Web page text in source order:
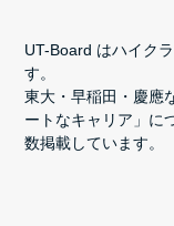
UT-Board はハイク
す。
東大・早稲田・慶應
ートなキャリア」に
数掲載しています。